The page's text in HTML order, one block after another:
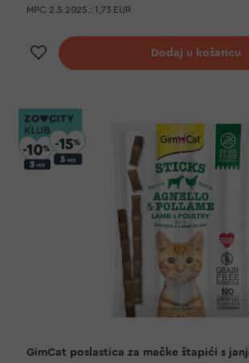
MPC 2.5.2025.: 1,73 EUR
Dodaj na listu želja
Dodaj u košaricu
GimCat poslastica za mačke štapići s